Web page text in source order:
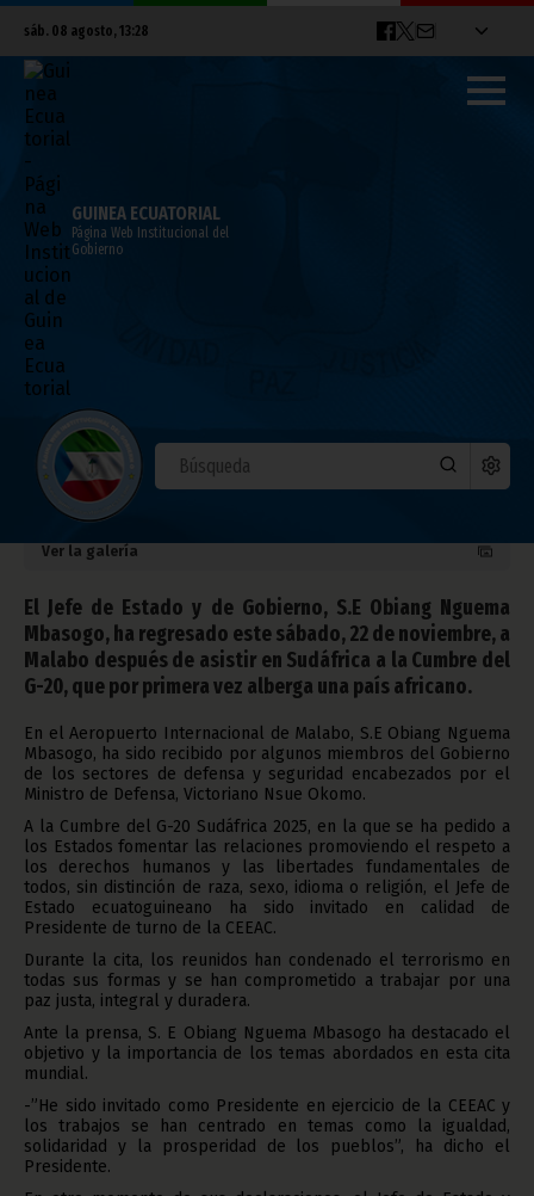
sáb. 08 agosto, 13:28
GUINEA ECUATORIAL
Página Web Institucional del
Gobierno
El Presidente regresa de Sudáfrica tras
asistir a la Cumbre del G-20
noviembre 23, 2025
Noticias Presidencia
Ver la galería
El Jefe de Estado y de Gobierno, S.E Obiang Nguema
Mbasogo, ha regresado este sábado, 22 de noviembre, a
Malabo después de asistir en Sudáfrica a la Cumbre del
G-20, que por primera vez alberga una país africano.
En el Aeropuerto Internacional de Malabo, S.E Obiang Nguema
Mbasogo, ha sido recibido por algunos miembros del Gobierno
de los sectores de defensa y seguridad encabezados por el
Ministro de Defensa, Victoriano Nsue Okomo.
A la Cumbre del G-20 Sudáfrica 2025, en la que se ha pedido a
los Estados fomentar las relaciones promoviendo el respeto a
los derechos humanos y las libertades fundamentales de
todos, sin distinción de raza, sexo, idioma o religión, el Jefe de
Estado ecuatoguineano ha sido invitado en calidad de
Presidente de turno de la CEEAC.
Durante la cita, los reunidos han condenado el terrorismo en
todas sus formas y se han comprometido a trabajar por una
paz justa, integral y duradera.
Ante la prensa, S. E Obiang Nguema Mbasogo ha destacado el
objetivo y la importancia de los temas abordados en esta cita
mundial.
-”He sido invitado como Presidente en ejercicio de la CEEAC y
los trabajos se han centrado en temas como la igualdad,
solidaridad y la prosperidad de los pueblos”, ha dicho el
Presidente.